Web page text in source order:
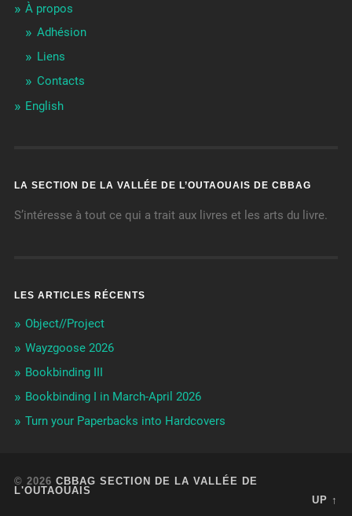
À propos
Adhésion
Liens
Contacts
English
LA SECTION DE LA VALLÉE DE L’OUTAOUAIS DE CBBAG
S’intéresse à tout ce qui a trait aux livres et les arts du livre.
LES ARTICLES RÉCENTS
Object//Project
Wayzgoose 2026
Bookbinding III
Bookbinding I in March-April 2026
Turn your Paperbacks into Hardcovers
© 2026 CBBAG SECTION DE LA VALLÉE DE
L'OUTAOUAIS
UP ↑